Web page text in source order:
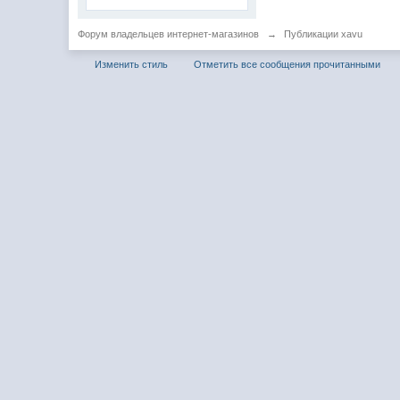
Форум владельцев интернет-магазинов → Публикации xavu
Изменить стиль Отметить все сообщения прочитанными